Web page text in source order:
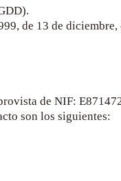
de 13 de
de NIF:
son los siguientes: